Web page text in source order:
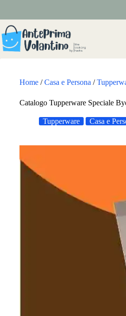
contenuto
Home /Casa e Persona /
Catalogo Tupperware Speciale
Tupperware Casa e